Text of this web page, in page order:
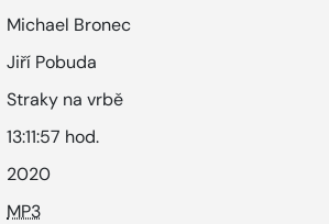
Michael Bronec
Jiří Pobuda
Straky na vrbě
13:11:57 hod.
2020
MP3